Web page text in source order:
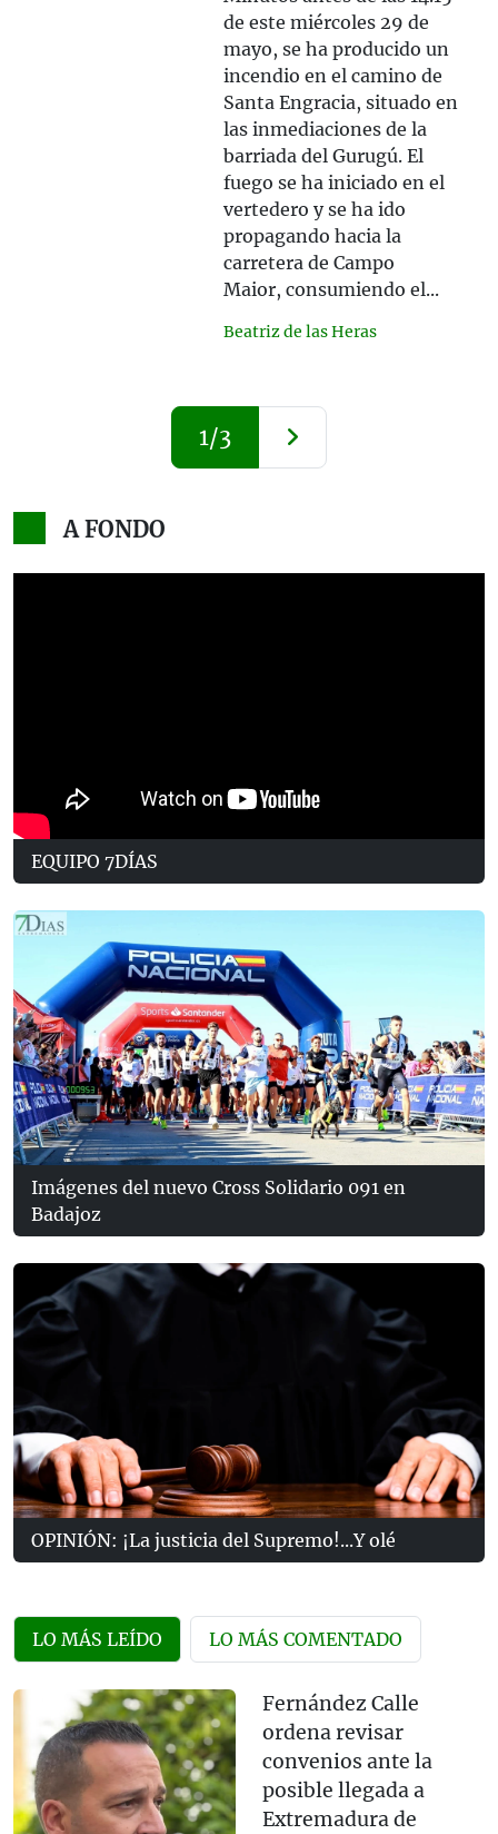
de este miércoles 29 de
mayo, se ha producido un
incendio en el camino de
Santa Engracia, situado en
las inmediaciones de la
barriada del Gurugú. El
fuego se ha iniciado en el
vertedero y se ha ido
propagando hacia la
carretera de Campo
Maior, consumiendo el...
Beatriz de las Heras
1/3
A FONDO
EQUIPO 7DÍAS
Imágenes del nuevo Cross Solidario 091 en
Badajoz
OPINIÓN: ¡La justicia del Supremo!...Y olé
LO MÁS LEÍDO LO MÁS COMENTADO
Fernández Calle
ordena revisar
convenios ante la
posible llegada a
Extremadura de